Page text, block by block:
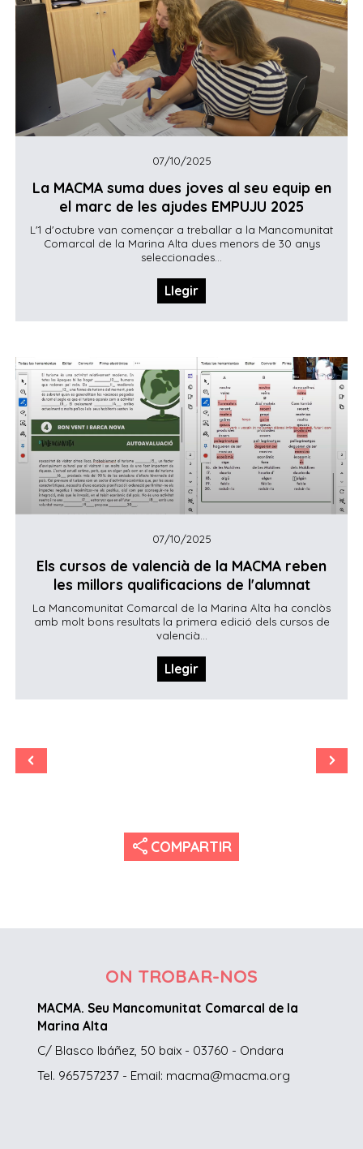
07/10/2025
La MACMA suma dues joves al seu equip en
el marc de les ajudes EMPUJU 2025
L'1 d'octubre van començar a treballar a la Mancomunitat
Comarcal de la Marina Alta dues menors de 30 anys
seleccionades...
Llegir
07/10/2025
Els cursos de valencià de la MACMA reben
les millors qualificacions de l'alumnat
La Mancomunitat Comarcal de la Marina Alta ha conclòs
amb molt bons resultats la primera edició dels cursos de
valencià...
Llegir
share COMPARTIR
ON TROBAR-NOS
MACMA. Seu Mancomunitat Comarcal de la
Marina Alta
C/ Blasco Ibáñez, 50 baix - 03760 - Ondara
Tel. 965757237 - Email: macma@macma.org